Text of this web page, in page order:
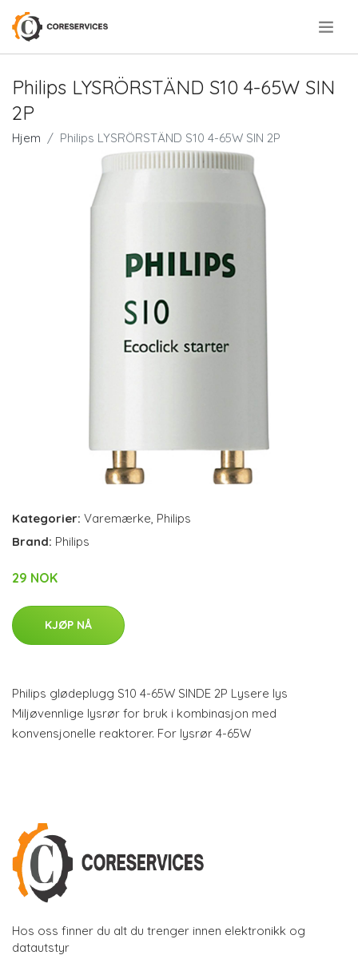
Philips LYSRÖRSTÄND S10 4-65W SIN
2P
Hjem Philips LYSRÖRSTÄND S10 4-65W SIN 2P
Kategorier: Varemærke, Philips
Brand: Philips
29 NOK
KJØP NÅ
Philips glødeplugg S10 4-65W SINDE 2P Lysere lys
Miljøvennlige lysrør for bruk i kombinasjon med
konvensjonelle reaktorer. For lysrør 4-65W
Hos oss finner du alt du trenger innen elektronikk og
datautstyr